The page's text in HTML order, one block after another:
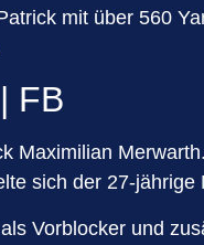
mit über 560
FB
Maximilian
sich der 27-
Vorblocker und